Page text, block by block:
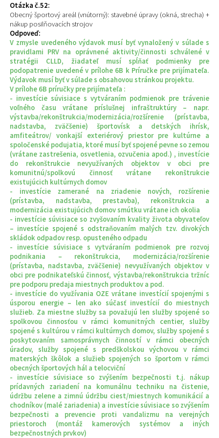
Otázka č.52:
Obecný športový areál (vnútorný): stavebné úpravy (okná, strecha) +
nákup posilňovacích strojov
Odpoveď:
V zmysle uvedeného výdavok musí byť vynaložený v súlade s
pravidlami PRV na oprávnené aktivity/činnosti schválené v
stratégii CLLD, žiadateľ musí spĺňať podmienky pre
podopatrenie uvedené v prílohe 6B k Príručke pre prijímateľa.
Výdavok musí byť v súlade s obsahovou stránkou projektu.
V prílohe 6B príručky pre prijímateľa :
- investície súvisiace s vytváraním podmienok pre trávenie
voľného času vrátane príslušnej infraštruktúry – napr.
výstavba/rekonštrukcia/modernizácia/rozšírenie (prístavba,
nadstavba, zväčšenie) športovísk a detských ihrísk,
amfiteátrov/ vonkajší exteriérový priestor pre kultúrne a
spoločenské podujatia, ktoré musí byť spojené pevne so zemou
(vrátane zastrešenia, osvetlenia, ozvučenia apod.) , investície
do rekonštrukcie nevyužívaných objektov v obci pre
komunitnú/spolkovú činnosť vrátane rekonštrukcie
existujúcich kultúrnych domov
- investície zamerané na zriadenie nových, rozšírenie
(prístavba, nadstavba, prestavba), rekonštrukcia a
modernizácia existujúcich domov smútku vrátane ich okolia
- investície súvisiace so zvyšovaním kvality života obyvateľov
– investície spojené s odstraňovaním malých tzv. divokých
skládok odpadov resp. opusteného odpadu
- investície súvisiace s vytváraním podmienok pre rozvoj
podnikania – rekonštrukcia, modernizácia/rozšírenie
(prístavba, nadstavba, zväčšenie) nevyužívaných objektov v
obci pre podnikateľskú činnosť, výstavba/rekonštrukcia tržníc
pre podporu predaja miestnych produktov a pod.
- investície do využívania OZE vrátane investícií spojenými s
úsporou energie – len ako súčasť investícií do miestnych
služieb. Za miestne služby sa považujú len služby spojené so
spolkovou činnosťou v rámci komunitných centier, služby
spojené s kultúrou v rámci kultúrnych domov, služby spojené s
poskytovaním samosprávnych činností v rámci obecných
úradov, služby spojené s predškolskou výchovou v rámci
materských škôlok a služieb spojených so športom v rámci
obecných športových hál a telocviční
- investície súvisiace so zvýšením bezpečnosti t.j. nákup
prídavných zariadení na komunálnu techniku na čistenie,
údržbu zelene a zimnú údržbu ciest/miestnych komunikácií a
chodníkov (malé zariadenia) a investície súvisiace so zvýšením
bezpečnosti a prevencie proti vandalizmu na verejných
priestoroch (montáž kamerových systémov a iných
bezpečnostných prvkov)